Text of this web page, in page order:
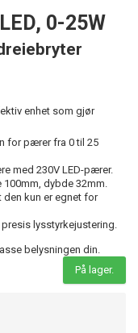
0-25W
enhet som gjør
for pærer fra 0 til 25
med 230V LED-pærer.
dybde 32mm.
den kun er egnet for
lysstyrkejustering.
belysningen din.
På lager.